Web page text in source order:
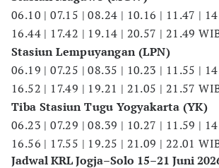
06.10 | 07.15 | 08.24 | 10.16 | 11.47 |
16.44 | 17.42 | 19.14 | 20.57 | 21.49
Stasiun Lempuyangan (LPN)
06.19 | 07.25 | 08.35 | 10.23 | 11.55 |
16.52 | 17.49 | 19.21 | 21.05 | 21.57
Tiba Stasiun Tugu Yogyakarta (YK)
06.23 | 07.29 | 08.39 | 10.27 | 11.59 |
16.56 | 17.55 | 19.25 | 21.09 | 22.01
Jadwal KRL Jogja–Solo 15–21 Juni